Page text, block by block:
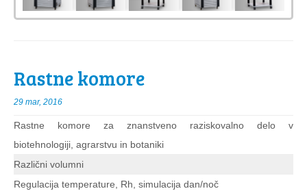
Rastne komore
29 mar, 2016
Rastne komore za znanstveno raziskovalno delo v
biotehnologiji, agrarstvu in botaniki
Različni volumni
Regulacija temperature, Rh, simulacija dan/noč